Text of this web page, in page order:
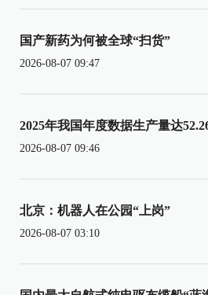
国产新药为何被全球“扫货”
2026-08-07 09:47
2025年我国年度数据生产量达
2026-08-07 09:46
北京：机器人在公园“上岗”
2026-08-07 03:10